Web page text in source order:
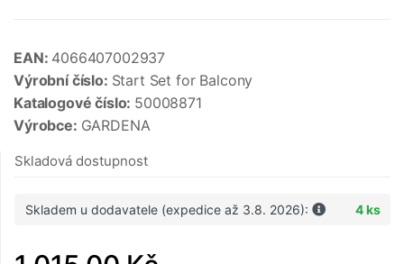
EAN: 4066407002937
Výrobní číslo: Start Set for Balcony
Katalogové číslo: 50008871
Výrobce: GARDENA
Skladová dostupnost
Skladem u dodavatele (expedice až 3.8. 2026): 4 ks